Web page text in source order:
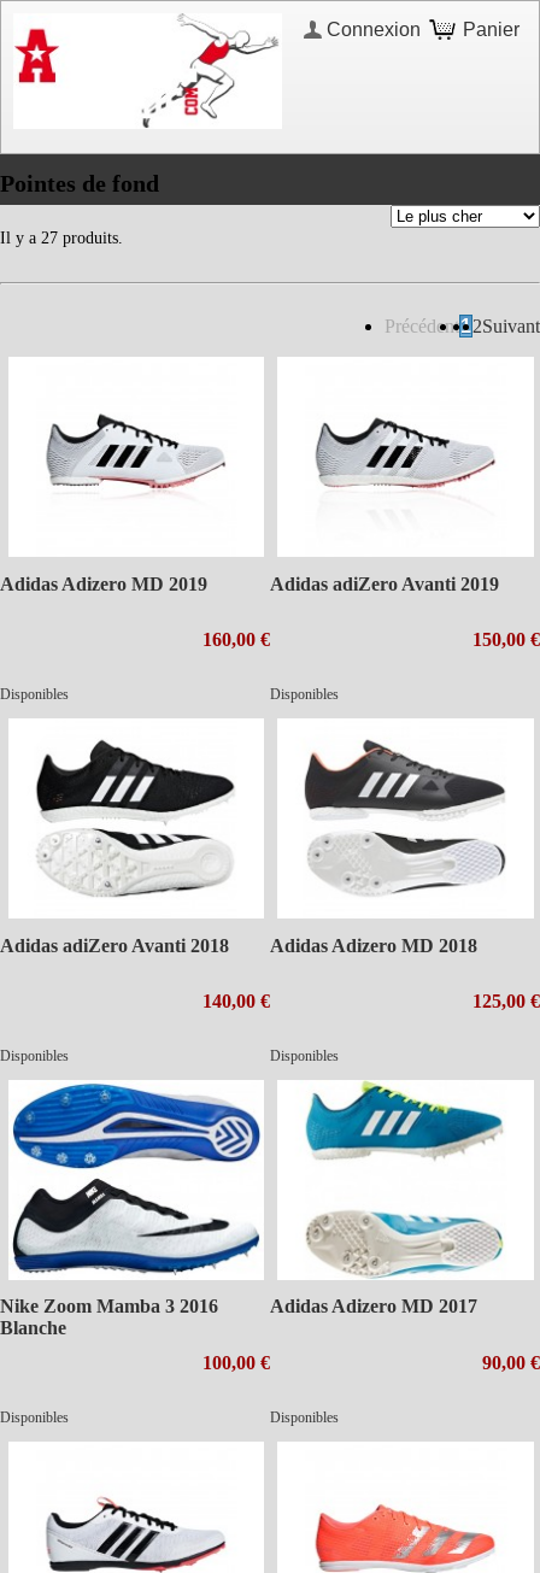
Panier
Connexion
Pointes de fond
Il y a 27 produits.
Précédent12Suivant
Adidas Adizero MD 2019
160,00 €
Disponibles
Adidas adiZero Avanti 2019
150,00 €
Disponibles
Adidas adiZero Avanti 2018
140,00 €
Disponibles
Adidas Adizero MD 2018
125,00 €
Disponibles
Nike Zoom Mamba 3 2016
Blanche
100,00 €
Disponibles
Adidas Adizero MD 2017
90,00 €
Disponibles